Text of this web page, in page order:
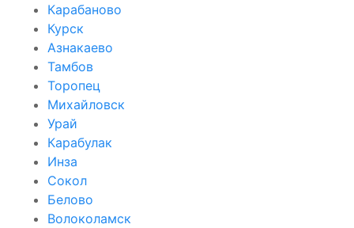
Карабаново
Курск
Азнакаево
Тамбов
Торопец
Михайловск
Урай
Карабулак
Инза
Сокол
Белово
Волоколамск